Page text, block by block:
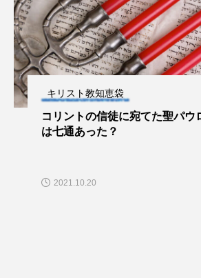
キリスト教知恵袋
コリントの信徒に宛てた聖パウ
は七通あった？
2021.10.20